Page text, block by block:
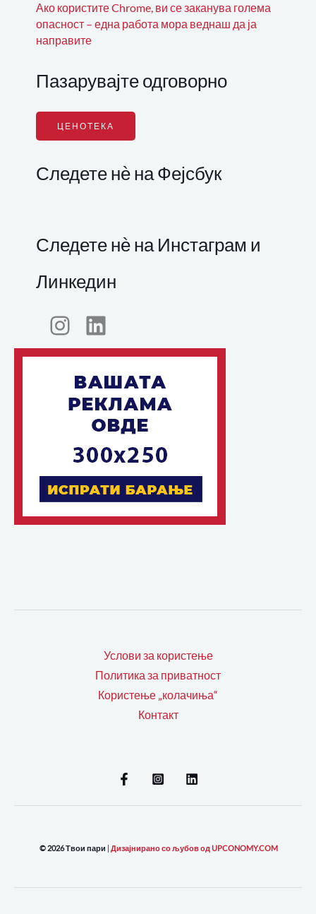
Ако користите Chrome, ви се заканува голема
опасност – една работа мора веднаш да ја
направите
Пазарувајте одговорно
ЦЕНОТЕКА
Следете нѐ на Фејсбук
Следете нѐ на Инстаграм и
Линкедин
Услови за користење
Политика за приватност
Користење „колачиња“
Контакт
© 2026 Твои пари Дизајнирано со љубов од UPCONOMY.COM